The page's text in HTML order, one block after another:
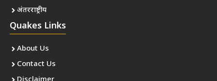
अंतरराष्ट्रीय
Quakes Links
About Us
Contact Us